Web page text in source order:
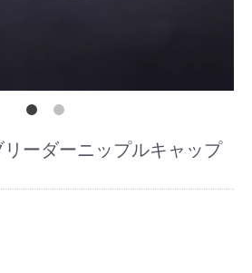
ーダーニップルキャップ